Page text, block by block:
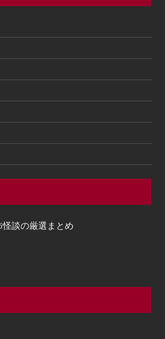
談の厳選まとめ